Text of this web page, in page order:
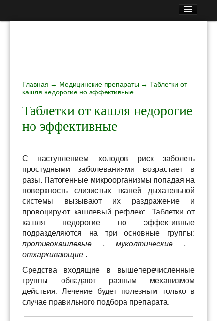
Главная
Лекарственные растения
Народные рецепты
Полезная еда
Главная → Медицинские препараты → Таблетки от
кашля недорогие но эффективные
Таблетки от кашля недорогие
но эффективные
С наступлением холодов риск заболеть
простудными заболеваниями возрастает в
разы. Патогенные микроорганизмы попадая на
поверхность слизистых тканей дыхательной
системы вызывают их раздражение и
провоцируют кашлевый рефлекс. Таблетки от
кашля недорогие но эффективные
подразделяются на три основные группы:
противокашлевые , муколтические,
отхаркивающие .
Средства входящие в вышеперечисленные
группы обладают разным механизмом
действия. Лечение будет полезным только в
случае правильного подбора препарата.